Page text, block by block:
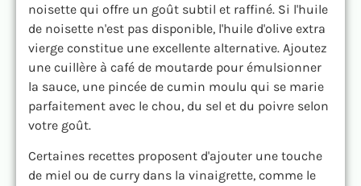
noisette qui offre un goût subtil et raffiné. Si l'huile
de noisette n'est pas disponible, l'huile d'olive extra
vierge constitue une excellente alternative. Ajoutez
une cuillère à café de moutarde pour émulsionner
la sauce, une pincée de cumin moulu qui se marie
parfaitement avec le chou, du sel et du poivre selon
votre goût.
Certaines recettes proposent d'ajouter une touche
de miel ou de curry dans la vinaigrette, comme le